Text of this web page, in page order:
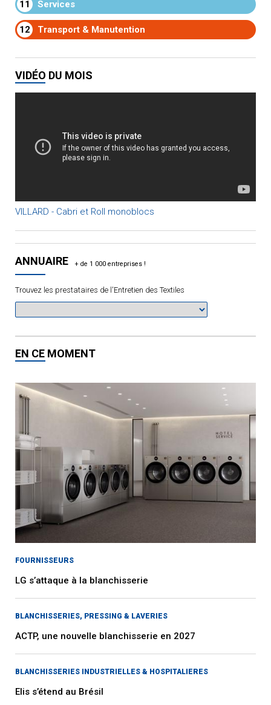
11 Services
12 Transport & Manutention
VIDÉO DU MOIS
VILLARD - Cabri et Roll monoblocs
ANNUAIRE
Trouvez les prestataires de l'Entretien des Textiles
EN CE MOMENT
FOURNISSEURS
LG s’attaque à la blanchisserie
BLANCHISSERIES, PRESSING & LAVERIES
ACTP, une nouvelle blanchisserie en 2027
BLANCHISSERIES INDUSTRIELLES & HOSPITALIERES
Elis s’étend au Brésil